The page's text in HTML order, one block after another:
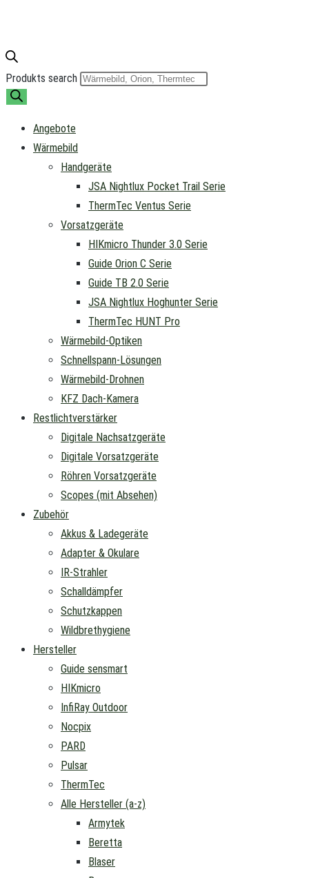
Produkts search
Angebote
Wärmebild
Handgeräte
JSA Nightlux Pocket Trail Serie
ThermTec Ventus Serie
Vorsatzgeräte
HIKmicro Thunder 3.0 Serie
Guide Orion C Serie
Guide TB 2.0 Serie
JSA Nightlux Hoghunter Serie
ThermTec HUNT Pro
Wärmebild-Optiken
Schnellspann-Lösungen
Wärmebild-Drohnen
KFZ Dach-Kamera
Restlichtverstärker
Digitale Nachsatzgeräte
Digitale Vorsatzgeräte
Röhren Vorsatzgeräte
Scopes (mit Absehen)
Zubehör
Akkus & Ladegeräte
Adapter & Okulare
IR-Strahler
Schalldämpfer
Schutzkappen
Wildbrethygiene
Hersteller
Guide sensmart
HIKmicro
InfiRay Outdoor
Nocpix
PARD
Pulsar
ThermTec
Alle Hersteller (a-z)
Armytek
Beretta
Blaser